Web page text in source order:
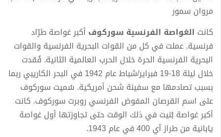
مروان سمور
كانت الغواصة الفرنسية سوركوف أكبر غواصة طرّاد
فرنسية. عملت في كل من القوات البحرية الفرنسية والقوات
البحرية الفرنسية الحرة خلال الحرب العالمية الثانية. فُقدت
خلال ليلة 18-19 فبراير/شباط عام 1942 في البحر الكاريبي ربما
بسبب تصادمها مع سفينة شحن أمريكية. سُميت سوركوف
على اسم القرصان المفوض الفرنسي روبرت سوركوف. كانت
أكبر غواصة بُنيت في ذلك الوقت حتى تجاوزتها أول غواصة
يابانية من طراز آي 400 في عام 1943.